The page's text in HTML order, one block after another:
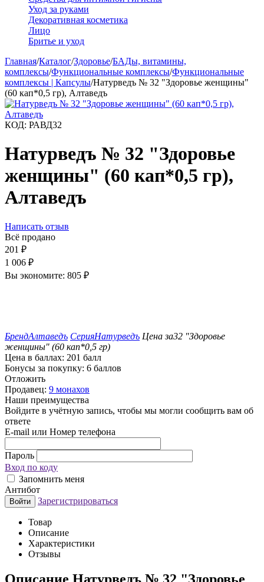
Уход за руками
Декоративная косметика
Лицо
Бритье и уход
Главная/Каталог/Здоровье/БАДы, витамины,
комплексы/Функциональные комплексы/Функциональные
комплексы | Капсулы/Натурведъ № 32 "Здоровье женщины"
(60 кап*0,5 гр), Алтаведъ
КОД: РАВД32
Натурведъ № 32 "Здоровье
женщины" (60 кап*0,5 гр),
Алтаведъ
Написать отзыв
Всё продано
201 ₽
1 006 ₽
Вы экономите: 805 ₽
БрендАлтаведъ СерияНатурведъ Цена за32 "Здоровье
женщины" (60 кап*0,5 гр)
Цена в баллах: 201 балл
Бонусы за покупку: 6 баллов
Отложить
Продавец: 9 монахов
Наши преимущества
Войдите в учётную запись, чтобы мы могли сообщить вам об
ответе
E-mail или Номер телефона
Пароль
Вход по коду
Запомнить меня
Антибот
Войти Зарегистрироваться
Товар
Описание
Характеристики
Отзывы
Описание Натурведъ № 32 "Здоровье